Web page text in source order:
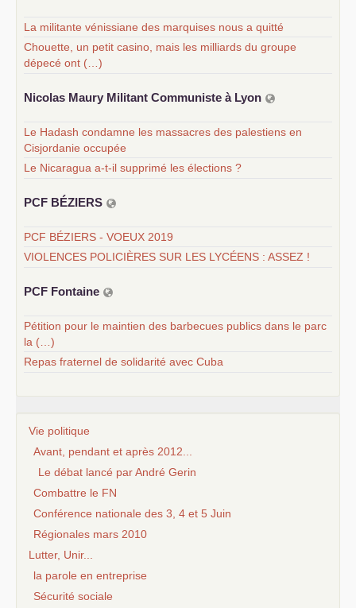
La militante vénissiane des marquises nous a quitté
Chouette, un petit casino, mais les milliards du groupe
dépecé ont (…)
Nicolas Maury Militant Communiste à Lyon
Le Hadash condamne les massacres des palestiens en
Cisjordanie occupée
Le Nicaragua a-t-il supprimé les élections ?
PCF BÉZIERS
PCF BÉZIERS - VOEUX 2019
VIOLENCES POLICIÈRES SUR LES LYCÉENS : ASSEZ !
PCF Fontaine
Pétition pour le maintien des barbecues publics dans le parc
la (…)
Repas fraternel de solidarité avec Cuba
Vie politique
Avant, pendant et après 2012...
Le débat lancé par André Gerin
Combattre le FN
Conférence nationale des 3, 4 et 5 Juin
Régionales mars 2010
Lutter, Unir...
la parole en entreprise
Sécurité sociale